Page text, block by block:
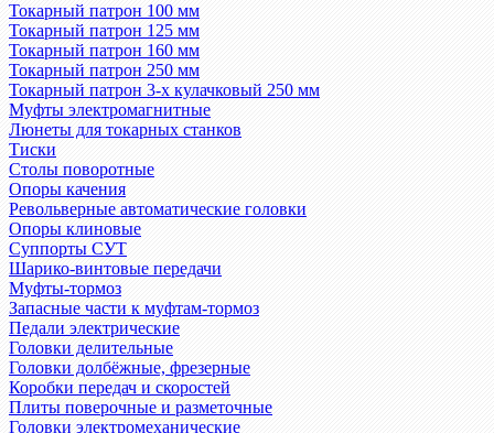
Токарный патрон 100 мм
Токарный патрон 125 мм
Токарный патрон 160 мм
Токарный патрон 250 мм
Токарный патрон 3-х кулачковый 250 мм
Муфты электромагнитные
Люнеты для токарных станков
Тиски
Столы поворотные
Опоры качения
Револьверные автоматические головки
Опоры клиновые
Суппорты СУТ
Шарико-винтовые передачи
Муфты-тормоз
Запасные части к муфтам-тормоз
Педали электрические
Головки делительные
Головки долбёжные, фрезерные
Коробки передач и скоростей
Плиты поверочные и разметочные
Головки электромеханические